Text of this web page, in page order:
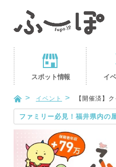
スポット情報 イ
イベント 【開催済】
ファミリー必見！福井県内の